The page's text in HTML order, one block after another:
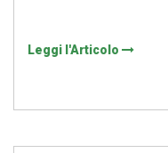
Leggi l'Articolo